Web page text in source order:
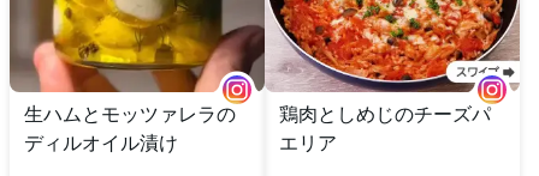
生ハムとモッツァレラの
ディルオイル漬け
鶏肉としめじのチーズパ
エリア